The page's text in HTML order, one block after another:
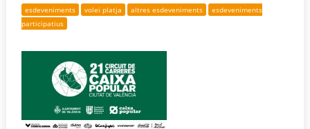
esdeveniments volei platja altres esdeveniments
esdeveniments
participatius